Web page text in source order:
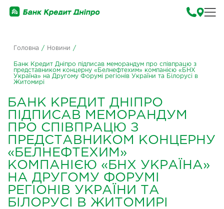
Головна / Новини /
Банк Кредит Дніпро підписав меморандум про співпрацю з
представником концерну «Белнефтехим» компанією «БНХ
Україна» на Другому Форумі регіонів України та Білорусі в
Житомирі
БАНК КРЕДИТ ДНІПРО
ПІДПИСАВ МЕМОРАНДУМ
ПРО СПІВПРАЦЮ З
ПРЕДСТАВНИКОМ КОНЦЕРНУ
«БЕЛНЕФТЕХИМ»
КОМПАНІЄЮ «БНХ УКРАЇНА»
НА ДРУГОМУ ФОРУМІ
РЕГІОНІВ УКРАЇНИ ТА
БІЛОРУСІ В ЖИТОМИРІ